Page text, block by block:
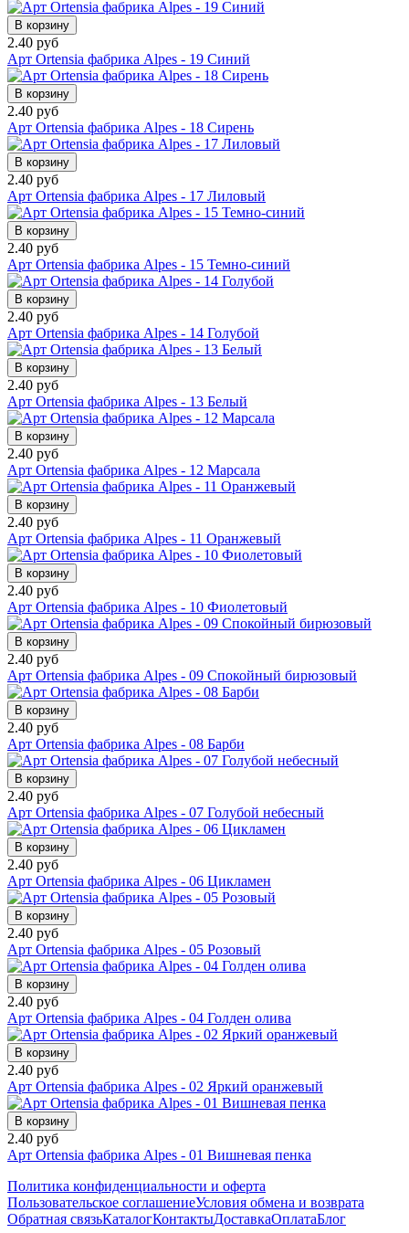
В корзину
2.40 руб
Арт Ortensia фабрика Alpes - 19 Синий
В корзину
2.40 руб
Арт Ortensia фабрика Alpes - 18 Сирень
В корзину
2.40 руб
Арт Ortensia фабрика Alpes - 17 Лиловый
В корзину
2.40 руб
Арт Ortensia фабрика Alpes - 15 Темно-синий
В корзину
2.40 руб
Арт Ortensia фабрика Alpes - 14 Голубой
В корзину
2.40 руб
Арт Ortensia фабрика Alpes - 13 Белый
В корзину
2.40 руб
Арт Ortensia фабрика Alpes - 12 Марсала
В корзину
2.40 руб
Арт Ortensia фабрика Alpes - 11 Оранжевый
В корзину
2.40 руб
Арт Ortensia фабрика Alpes - 10 Фиолетовый
В корзину
2.40 руб
Арт Ortensia фабрика Alpes - 09 Спокойный бирюзовый
В корзину
2.40 руб
Арт Ortensia фабрика Alpes - 08 Барби
В корзину
2.40 руб
Арт Ortensia фабрика Alpes - 07 Голубой небесный
В корзину
2.40 руб
Арт Ortensia фабрика Alpes - 06 Цикламен
В корзину
2.40 руб
Арт Ortensia фабрика Alpes - 05 Розовый
В корзину
2.40 руб
Арт Ortensia фабрика Alpes - 04 Голден олива
В корзину
2.40 руб
Арт Ortensia фабрика Alpes - 02 Яркий оранжевый
В корзину
2.40 руб
Арт Ortensia фабрика Alpes - 01 Вишневая пенка
Политика конфиденциальности и оферта
Пользовательское соглашениеУсловия обмена и возврата
Обратная связьКаталогКонтактыДоставкаОплатаБлог